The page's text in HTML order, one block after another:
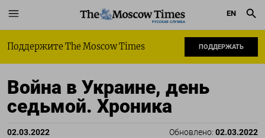
РУССКАЯ СЛУЖБА
EN
Поддержите The Moscow Times ПОДДЕРЖАТЬ
Война в Украине, день
седьмой. Хроника
02.03.2022 Обновлено: 02.03.2022